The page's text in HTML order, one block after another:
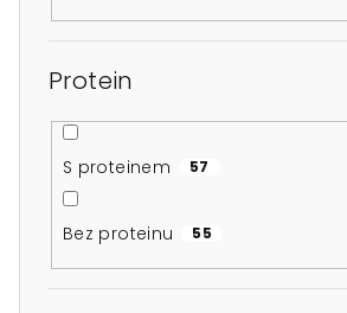
Protein
S proteinem 57
Bez proteinu 55